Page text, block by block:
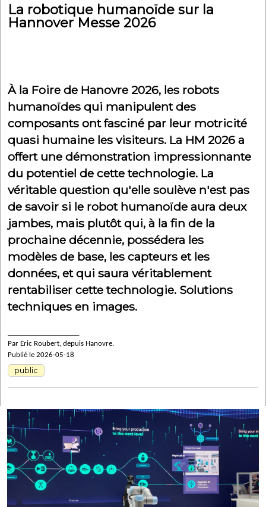
La robotique humanoïde sur la
Hannover Messe 2026
À la Foire de Hanovre 2026, les robots
humanoïdes qui manipulent des
composants ont fasciné par leur motricité
quasi humaine les visiteurs. La HM 2026 a
offert une démonstration impressionnante
du potentiel de cette technologie. La
véritable question qu'elle soulève n'est pas
de savoir si le robot humanoïde aura deux
jambes, mais plutôt qui, à la fin de la
prochaine décennie, possédera les
modèles de base, les capteurs et les
données, et qui saura véritablement
rentabiliser cette technologie. Solutions
techniques en images.
Par Eric Roubert, depuis Hanovre.
Publié le 2026-05-18
public